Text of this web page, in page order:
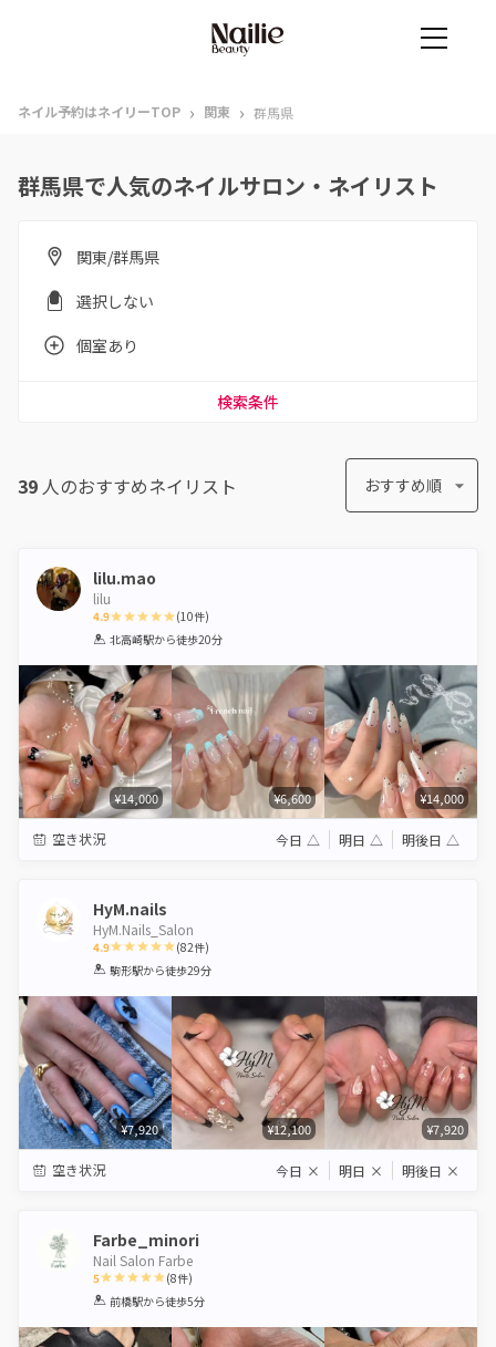
ネイル予約はネイリーTOP › 関東 › 群馬県
群馬県で人気のネイルサロン・ネイリスト
関東/群馬県
選択しない
個室あり
検索条件
39 人のおすすめネイリスト おすすめ順
lilu.mao
lilu
4.9
1 2 3 4 5
(10件)
北高崎駅から徒歩20分
¥14,000 ¥6,600 ¥14,000
空き状況 今日 △ 明日 △ 明後日 △
HyM.nails
HyM.Nails_Salon
4.9
1 2 3 4 5
(82件)
駒形駅から徒歩29分
¥7,920 ¥12,100 ¥7,920
空き状況 今日 × 明日 × 明後日 ×
Farbe_minori
Nail Salon Farbe
5
1 2 3 4 5
(8件)
前橋駅から徒歩5分